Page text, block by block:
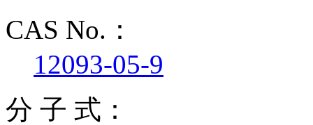
CAS No.：
12093-05-9
分 子 式：